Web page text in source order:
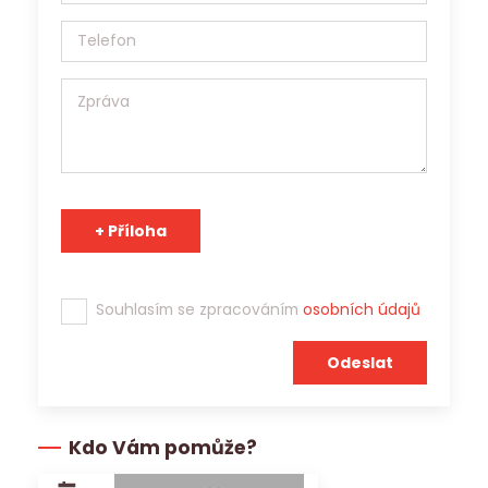
agentura s platným povolením Generálního ředitelství
Úřadu práce ČR a osobní údaje může v souladu s účelem
Souhlasím se zpracováním osobních údajů
Kdo Vám pomůže?